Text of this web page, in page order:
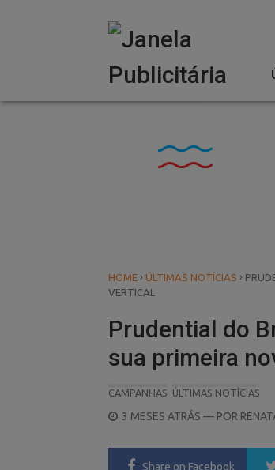
HOME › ÚLTIMAS NOTÍCIAS ›
VERTICAL
Prudential do
sua primeira
CAMPANHAS ÚLTIMAS NOTÍCIAS
POSTED
3 MESES ATRÁS — POR
Share on Facebook